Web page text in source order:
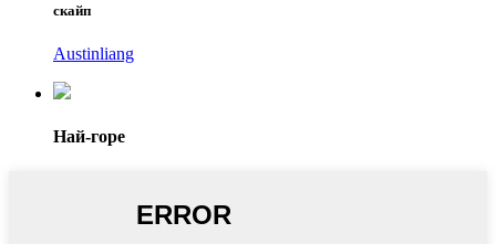
скайп
Austinliang
Най-горе